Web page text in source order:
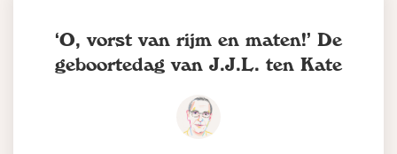
‘O, vorst van rijm en maten!’ De
geboortedag van J.J.L. ten Kate